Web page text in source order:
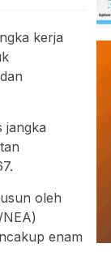
kerja
jangka
oleh
enam